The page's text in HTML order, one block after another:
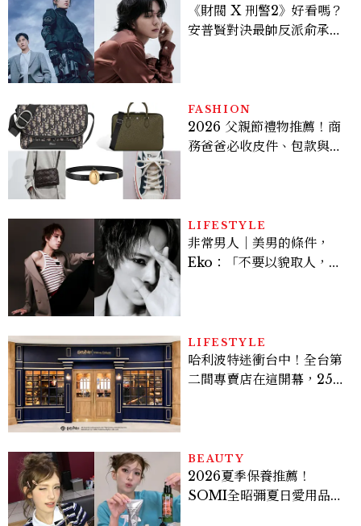
《財閥 X 刑警2》好看嗎？
安普賢對決最帥反派俞承
多大？
FASHION
2026 父親節禮物推薦！商
務爸爸必收皮件、包款與鞋
LIFESTYLE
非常男人｜美男的條件，
Eko：「不要以貌取人，內
LIFESTYLE
哈利波特迷衝台中！全台第
二間專賣店在這開幕，25週
BEAUTY
2026夏季保養推薦！
SOMI全昭彌夏日愛用品公